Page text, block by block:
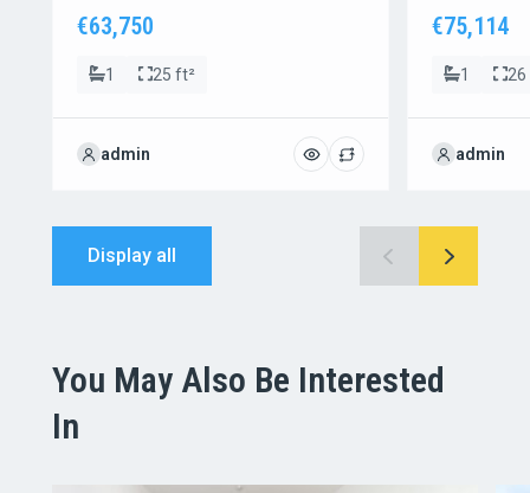
€63,750
1 25 ft²
admin
€75,114
1 26
admin
Display all
You May Also Be Interested
In